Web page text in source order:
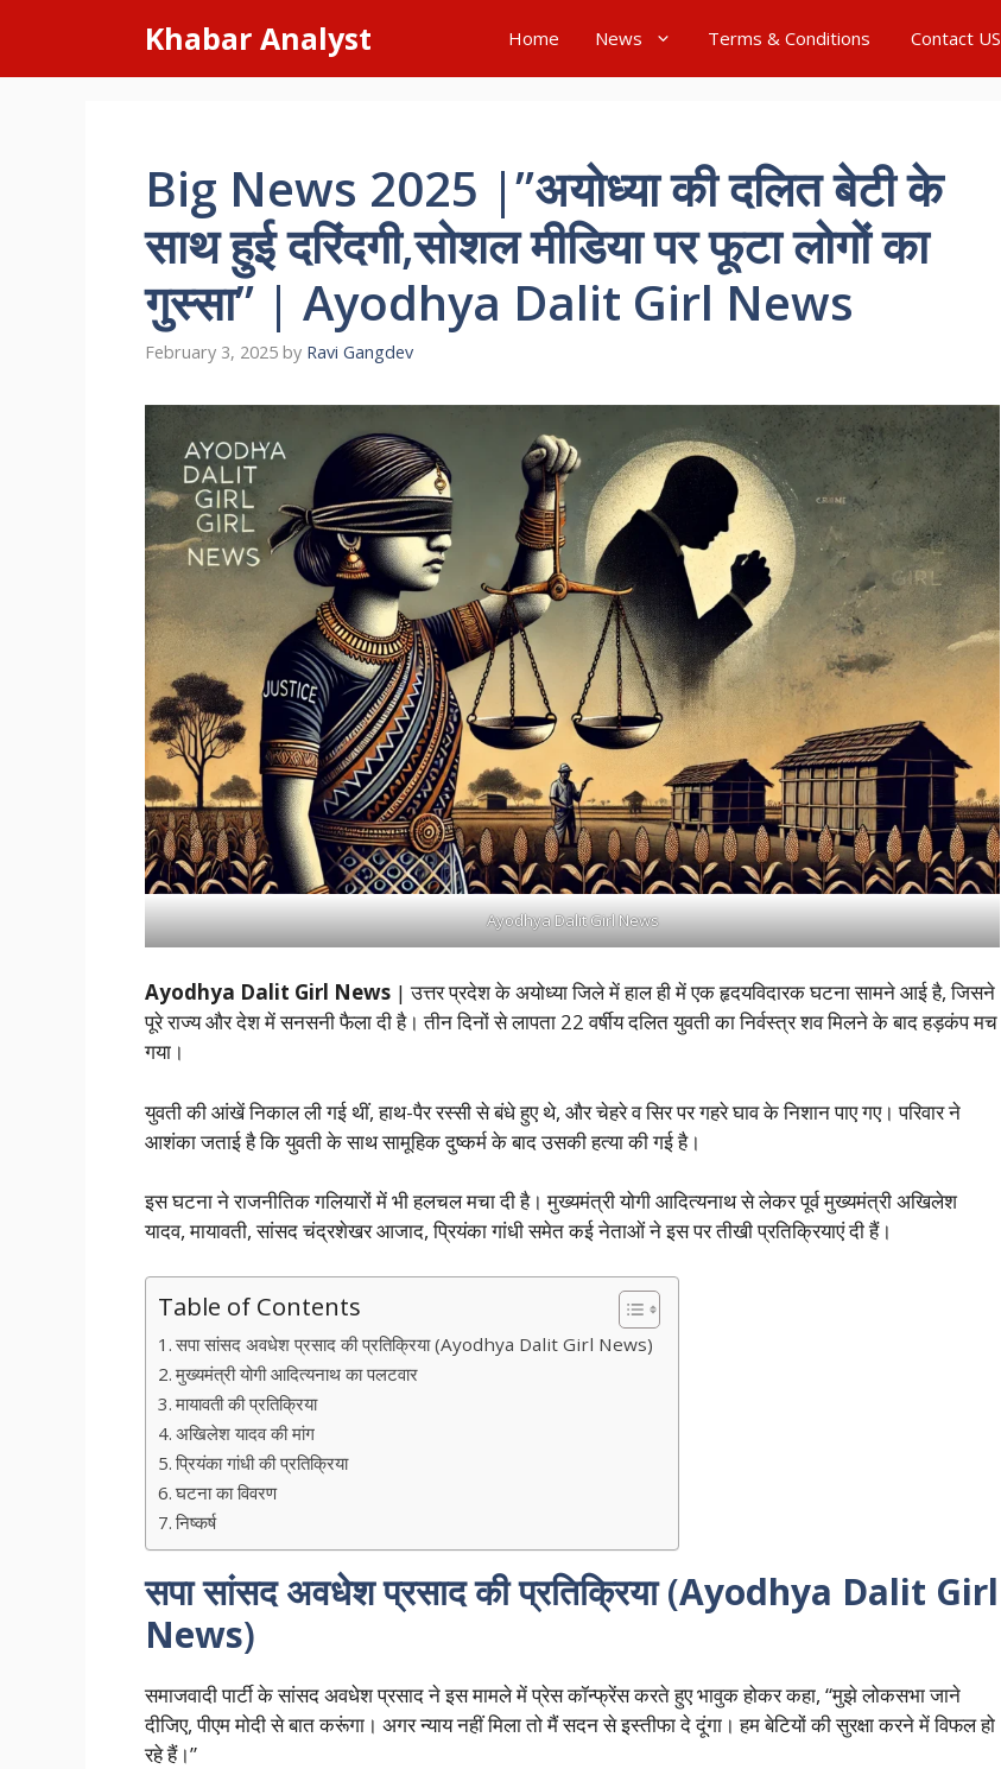
content
Khabar Analyst Home News Terms & Conditions Contact US
Big News 2025 |”अयोध्या की दलित बेटी के
साथ हुई दरिंदगी,सोशल मीडिया पर फूटा लोगों का
गुस्सा” | Ayodhya Dalit Girl News
February 3, 2025 by Ravi Gangdev
Ayodhya Dalit Girl News
Ayodhya Dalit Girl News | उत्तर प्रदेश के अयोध्या जिले में हाल ही में एक हृदयविदारक घटना सामने आई है, जिसने
पूरे राज्य और देश में सनसनी फैला दी है। तीन दिनों से लापता 22 वर्षीय दलित युवती का निर्वस्त्र शव मिलने के बाद हड़कंप मच
गया।
युवती की आंखें निकाल ली गई थीं, हाथ-पैर रस्सी से बंधे हुए थे, और चेहरे व सिर पर गहरे घाव के निशान पाए गए। परिवार ने
आशंका जताई है कि युवती के साथ सामूहिक दुष्कर्म के बाद उसकी हत्या की गई है।
इस घटना ने राजनीतिक गलियारों में भी हलचल मचा दी है। मुख्यमंत्री योगी आदित्यनाथ से लेकर पूर्व मुख्यमंत्री अखिलेश
यादव, मायावती, सांसद चंद्रशेखर आजाद, प्रियंका गांधी समेत कई नेताओं ने इस पर तीखी प्रतिक्रियाएं दी हैं।
Table of Contents
सपा सांसद अवधेश प्रसाद की प्रतिक्रिया (Ayodhya Dalit Girl News)
मुख्यमंत्री योगी आदित्यनाथ का पलटवार
मायावती की प्रतिक्रिया
अखिलेश यादव की मांग
प्रियंका गांधी की प्रतिक्रिया
घटना का विवरण
निष्कर्ष
सपा सांसद अवधेश प्रसाद की प्रतिक्रिया(Ayodhya Dalit Girl
News)
समाजवादी पार्टी के सांसद अवधेश प्रसाद ने इस मामले में प्रेस कॉन्फ्रेंस करते हुए भावुक होकर कहा, “मुझे लोकसभा जाने
दीजिए, पीएम मोदी से बात करूंगा। अगर न्याय नहीं मिला तो मैं सदन से इस्तीफा दे दूंगा। हम बेटियों की सुरक्षा करने में विफल हो
रहे हैं।”